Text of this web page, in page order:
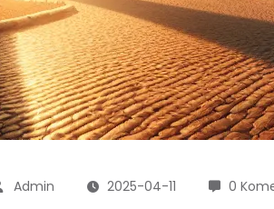
Admin 2025-04-11 0